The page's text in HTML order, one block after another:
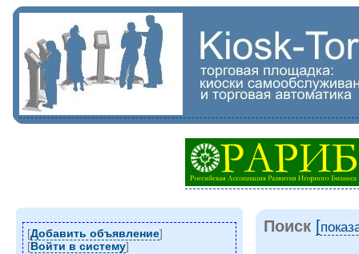
[Добавить объявление]
[Войти в систему]
Поиск [